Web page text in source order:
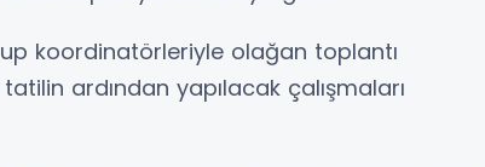
koordinatörleriyle olağan toplantı
ardından yapılacak çalışmaları